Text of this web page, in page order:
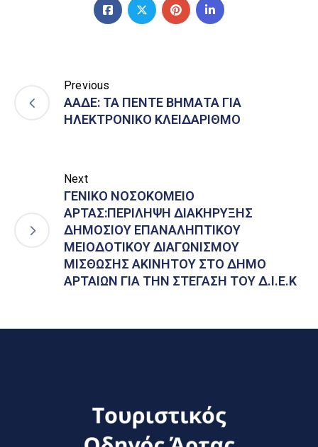
Previous
ΑΑΔΕ: ΤΑ ΠΕΝΤΕ ΒΗΜΑΤΑ ΓΙΑ
ΗΛΕΚΤΡΟΝΙΚΟ ΚΛΕΙΔΑΡΙΘΜΟ
Next
ΓΕΝΙΚΟ ΝΟΣΟΚΟΜΕΙΟ
ΑΡΤΑΣ:ΠΕΡΙΛΗΨΗ ΔΙΑΚΗΡΥΞΗΣ
ΔΗΜΟΣΙΟΥ ΕΠΑΝΑΛΗΠΤΙΚΟΥ
ΜΕΙΟΔΟΤΙΚΟΥ ΔΙΑΓΩΝΙΣΜΟΥ
ΜΙΣΘΩΣΗΣ ΑΚΙΝΗΤΟΥ ΣΤΟ ΔΗΜΟ
ΑΡΤΑΙΩΝ ΓΙΑ ΤΗΝ ΣΤΕΓΑΣΗ ΤΟΥ Δ.Ι.Ε.Κ